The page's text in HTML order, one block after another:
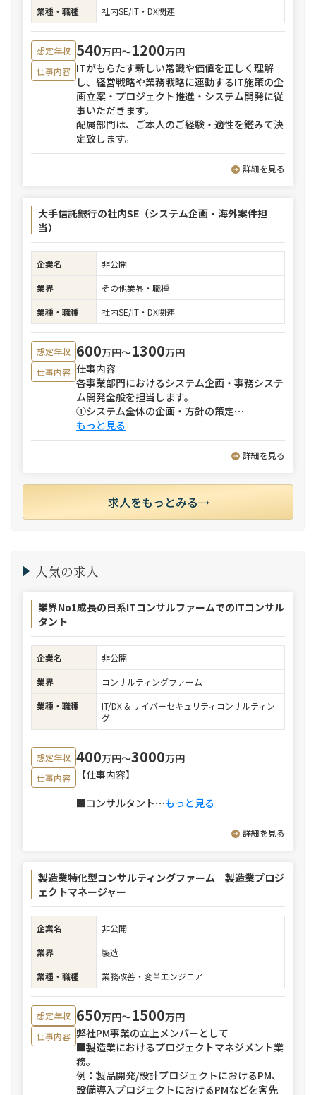
業種・職種
社内SE/IT・DX関連
想定年収 540万円〜1200万円
仕事内容 ITがもらたす新しい常識や価値を正しく理解
し、経営戦略や業務戦略に連動するIT施策の企
画立案・プロジェクト推進・システム開発に従
事いただきます。
配属部門は、ご本人のご経験・適性を鑑みて決
定致します。
詳細を見る
大手信託銀行の社内SE（システム企画・海外案件担
当）
企業名
非公開
業界
その他業界・職種
業種・職種
社内SE/IT・DX関連
想定年収 600万円〜1300万円
仕事内容 仕事内容
各事業部門におけるシステム企画・事務システ
ム開発全般を担当します。
①システム全体の企画・方針の策定⋯
もっと見る
詳細を見る
求人をもっとみる
人気の求人
業界No1成長の日系ITコンサルファームでのITコンサル
タント
企業名
非公開
業界
コンサルティングファーム
業種・職種
IT/DX & サイバーセキュリティコンサルティン
グ
想定年収 400万円〜3000万円
仕事内容
【仕事内容】
■コンサルタント⋯もっと見る
詳細を見る
製造業特化型コンサルティングファーム 製造業プロジ
ェクトマネージャー
企業名
非公開
業界
製造
業種・職種
業務改善・変革エンジニア
想定年収 650万円〜1500万円
仕事内容 弊社PM事業の立上メンバーとして
■製造業におけるプロジェクトマネジメント業
務。
例：製品開発/設計プロジェクトにおけるPM、
設備導入プロジェクトにおけるPMなどを客先